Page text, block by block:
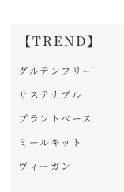
【TREND】
グルテンフリー
サステナブル
プラントベース
ミールキット
ヴィーガン